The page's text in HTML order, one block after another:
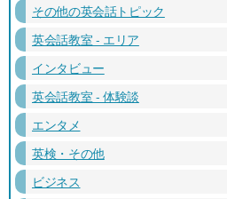
その他の英会話トピック
英会話教室 - エリア
インタビュー
英会話教室 - 体験談
エンタメ
英検・その他
ビジネス